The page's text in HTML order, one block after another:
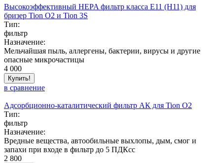
Высокоэффективный HEPA фильтр класса E11 (Н11) для
бризер Tion O2 и Tion 3S
Тип:
фильтр
Назначение:
Мельчайшая пыль, аллергены, бактерии, вирусы и другие
опасные микрочастицы
4 000
Купить!
в сравнение
Адсорбционно-каталитический фильтр АК для Tion O2
Тип:
фильтр
Назначение:
Вредные вещества, автообильные выхлопы, дым, смог и
запахи при входе в фильтр до 5 ПДКсс
2 800